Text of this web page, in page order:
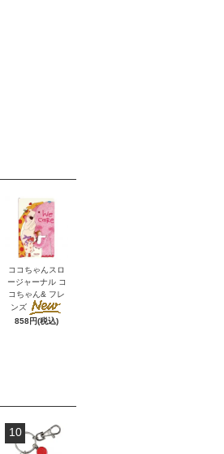
ココちゃんスロ
ージャーナル コ
コちゃん& フレ
ンズ
858円(税込)
10